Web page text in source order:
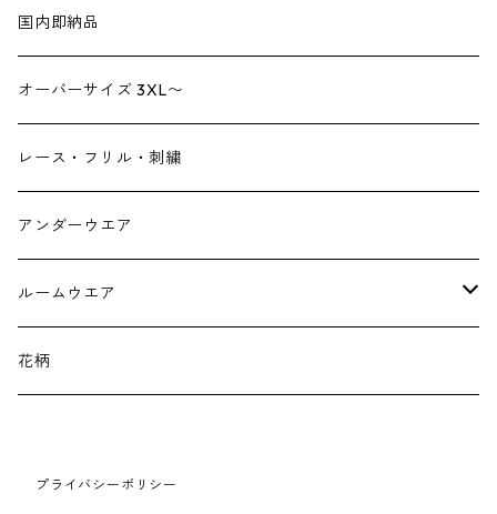
ジャンプスーツ
デニム
ショルダーバック
ブーツ
パンプス
帽子
ヘアーアクセサリー
ストール
つけ襟
イヤリング・ピアス
ネックレス・ブローチ
手袋、ハンドカバー
国内即納品
オーバーサイズ 3XL〜
レース・フリル・刺繍
アンダーウエア
ルームウエア
パジャマ
花柄
プライバシーポリシー